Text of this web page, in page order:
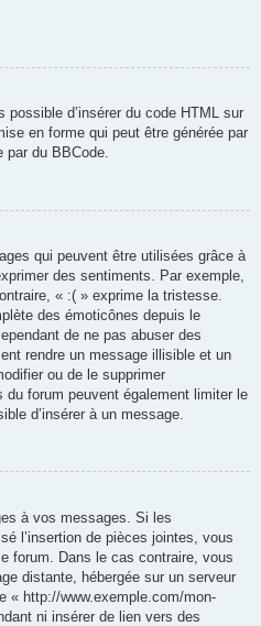
possible d’insérer du code HTML sur
en forme qui peut être générée par
par du BBCode.
qui peuvent être utilisées grâce à
des sentiments. Par exemple,
« :( » exprime la tristesse.
des émoticônes depuis le
de ne pas abuser des
rendre un message illisible et un
ou de le supprimer
forum peuvent également limiter le
d’insérer à un message.
à vos messages. Si les
l’insertion de pièces jointes, vous
forum. Dans le cas contraire, vous
distante, hébergée sur un serveur
« http://www.exemple.com/mon-
ni insérer de lien vers des